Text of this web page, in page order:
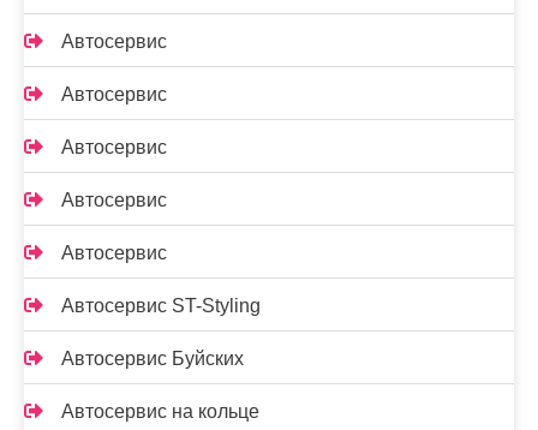
Автосервис
Автосервис
Автосервис
Автосервис
Автосервис
Автосервис ST-Styling
Автосервис Буйских
Автосервис на кольце